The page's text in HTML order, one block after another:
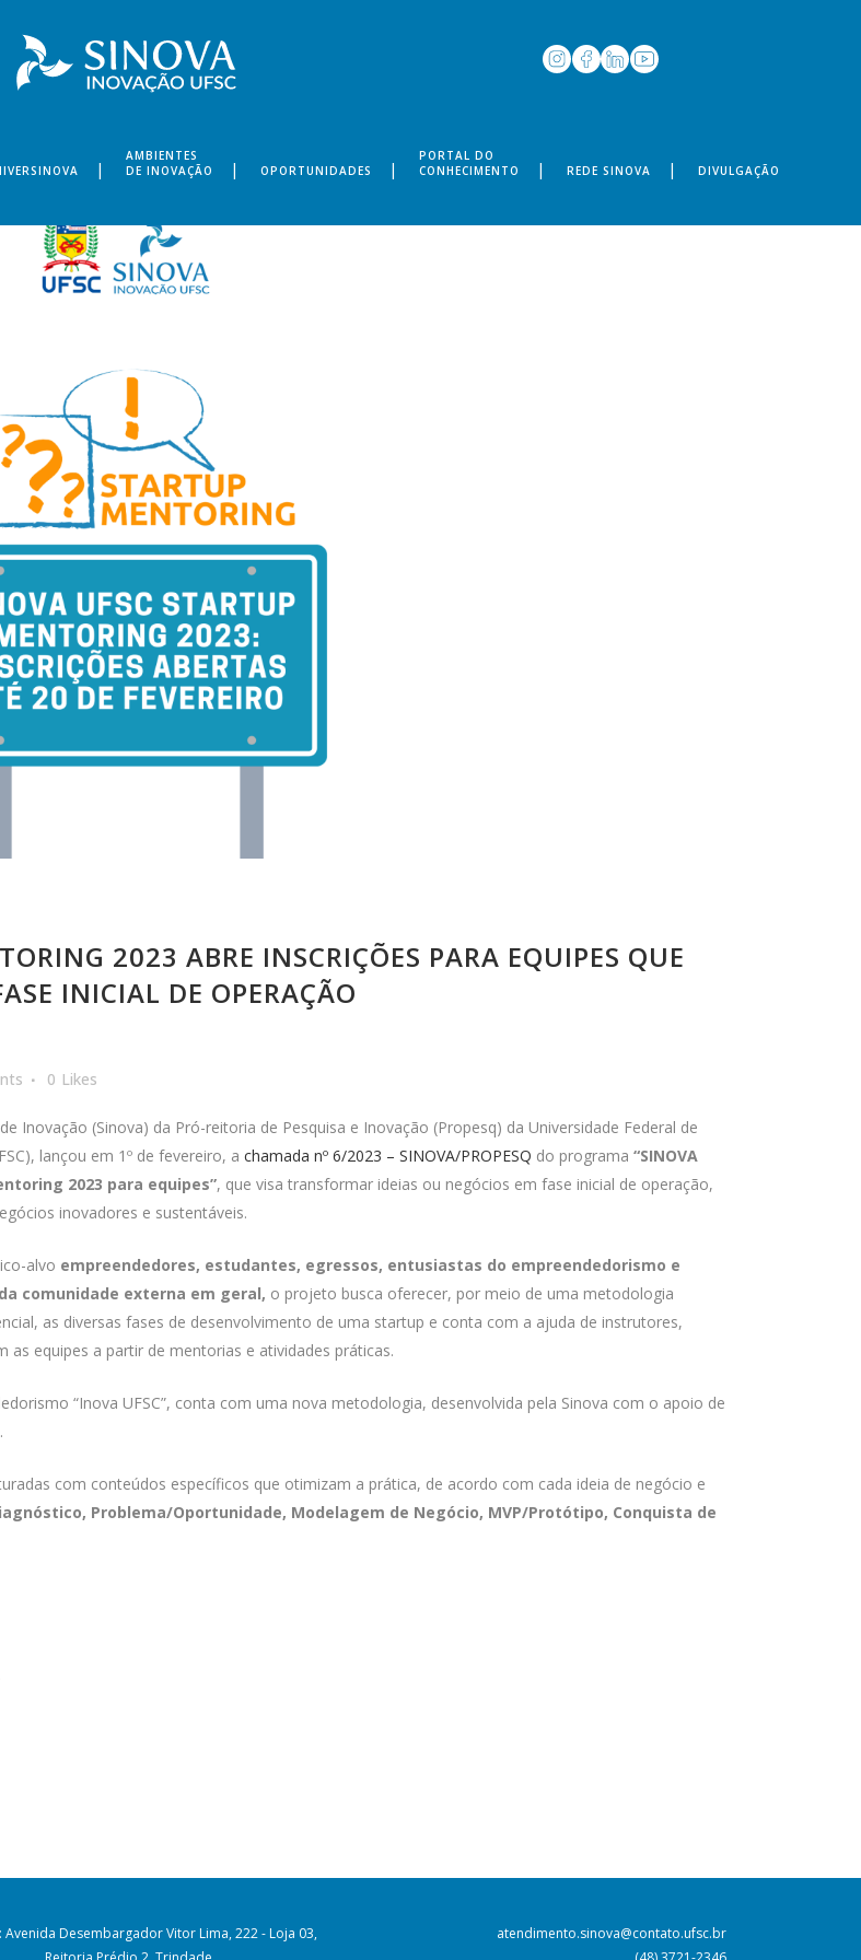
AMBIENTES
DE INOVAÇÃO
OPORTUNIDADES
PORTAL DO
CONHECIMENTO
REDE SINOVA DIVULGAÇÃO
2023 ABRE INSCRIÇÕES PARA EQUIPES QUE
INICIAL DE OPERAÇÃO
0 Likes
Inovação (Sinova) da Pró-reitoria de Pesquisa e Inovação (Propesq) da Universidade Federal de
lançou em 1º de fevereiro, a chamada nº 6/2023 – SINOVA/PROPESQ do programa “SINOVA
2023 para equipes”, que visa transformar ideias ou negócios em fase inicial de operação,
inovadores e sustentáveis.
alvo empreendedores, estudantes, egressos, entusiastas do empreendedorismo e
comunidade externa em geral, o projeto busca oferecer, por meio de uma metodologia
as diversas fases de desenvolvimento de uma startup e conta com a ajuda de instrutores,
equipes a partir de mentorias e atividades práticas.
“Inova UFSC”, conta com uma nova metodologia, desenvolvida pela Sinova com o apoio de
com conteúdos específicos que otimizam a prática, de acordo com cada ideia de negócio e
Problema/Oportunidade, Modelagem de Negócio, MVP/Protótipo, Conquista de
Avenida Desembargador Vitor Lima, 222 - Loja 03,
atendimento.sinova@contato.ufsc.br